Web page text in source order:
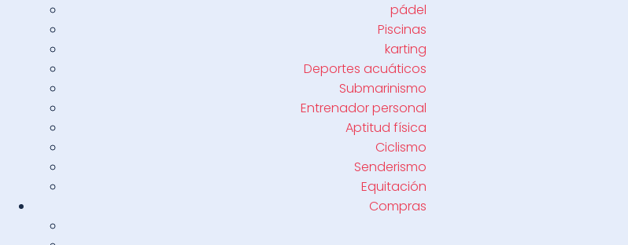
pádel
Piscinas
karting
Deportes acuáticos
Submarinismo
Entrenador personal
Aptitud física
Ciclismo
Senderismo
Equitación
Compras